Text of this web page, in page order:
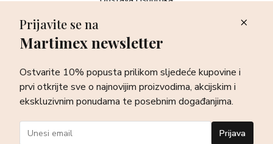
Newsletter
sve o najnovijim proizvodima, akcijskim i ekskluzivnim
ponudama te posebnim događanjima.
Prijava
Prijavite se na
Martimex newsletter
Ostvarite 10% popusta prilikom sljedeće kupovine i
prvi otkrijte sve o najnovijim proizvodima, akcijskim i
ekskluzivnim ponudama te posebnim događanjima.
Prijava